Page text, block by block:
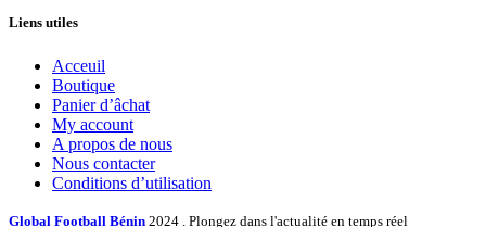
Liens utiles
Acceuil
Boutique
Panier d’âchat
My account
A propos de nous
Nous contacter
Conditions d’utilisation
Global Football Bénin 2024 . Plongez dans l'actualité en temps réel